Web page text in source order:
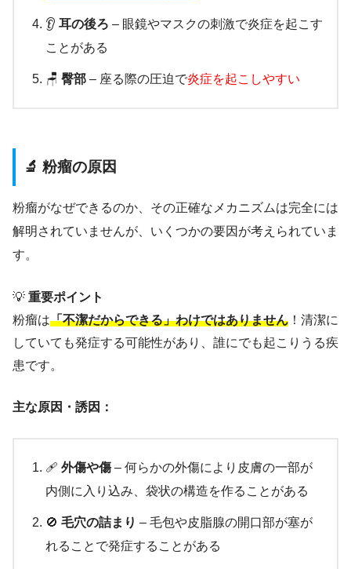
👂 耳の後ろ – 眼鏡やマスクの刺激で炎症を起こす
ことがある
🪑 臀部 – 座る際の圧迫で炎症を起こしやすい
🔬 粉瘤の原因
粉瘤がなぜできるのか、その正確なメカニズムは完全には
解明されていませんが、いくつかの要因が考えられていま
す。
💡 重要ポイント
粉瘤は「不潔だからできる」わけではありません ！清潔に
していても発症する可能性があり、誰にでも起こりうる疾
患です。
主な原因・誘因：
🩹 外傷や傷– 何らかの外傷により皮膚の一部が
内側に入り込み、袋状の構造を作ることがある
🚫 毛穴の詰まり – 毛包や皮脂腺の開口部が塞が
れることで発症することがある